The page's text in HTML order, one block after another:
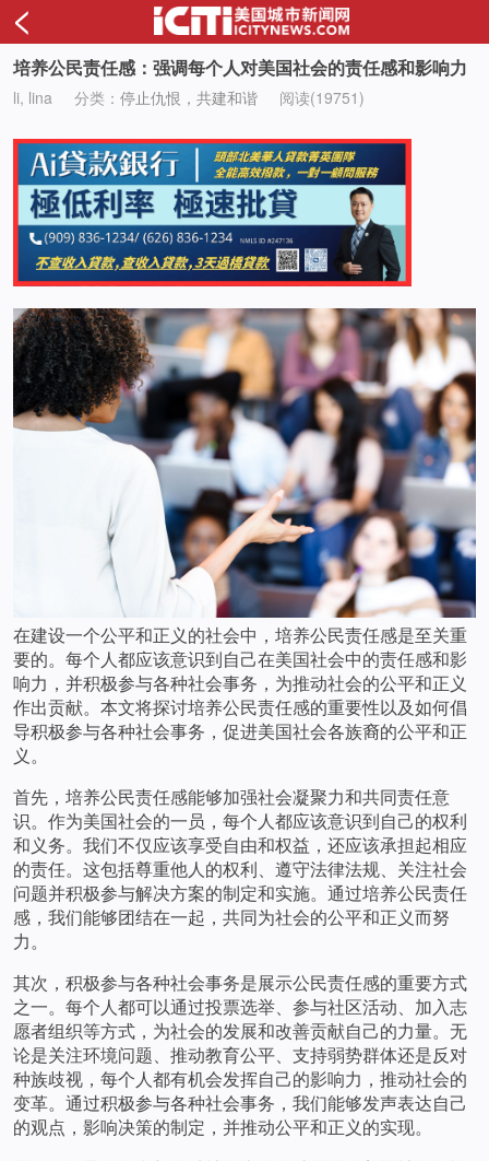
<
培养公民责任感：强调每个人对美国社会的责任感和影响力
li, lina 分类： 停止仇恨，共建和谐 阅读(19751)
在建设一个公平和正义的社会中，培养公民责任感是至关重
要的。每个人都应该意识到自己在美国社会中的责任感和影
响力，并积极参与各种社会事务，为推动社会的公平和正义
作出贡献。本文将探讨培养公民责任感的重要性以及如何倡
导积极参与各种社会事务，促进美国社会各族裔的公平和正
义。
首先，培养公民责任感能够加强社会凝聚力和共同责任意
识。作为美国社会的一员，每个人都应该意识到自己的权利
和义务。我们不仅应该享受自由和权益，还应该承担起相应
的责任。这包括尊重他人的权利、遵守法律法规、关注社会
问题并积极参与解决方案的制定和实施。通过培养公民责任
感，我们能够团结在一起，共同为社会的公平和正义而努
力。
其次，积极参与各种社会事务是展示公民责任感的重要方式
之一。每个人都可以通过投票选举、参与社区活动、加入志
愿者组织等方式，为社会的发展和改善贡献自己的力量。无
论是关注环境问题、推动教育公平、支持弱势群体还是反对
种族歧视，每个人都有机会发挥自己的影响力，推动社会的
变革。通过积极参与各种社会事务，我们能够发声表达自己
的观点，影响决策的制定，并推动公平和正义的实现。